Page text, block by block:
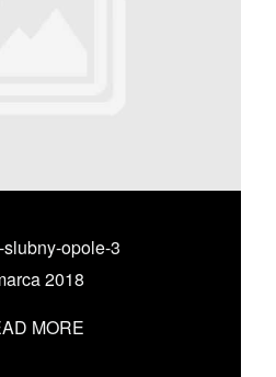
opole-3
2018
MORE
ZE MNĄ →